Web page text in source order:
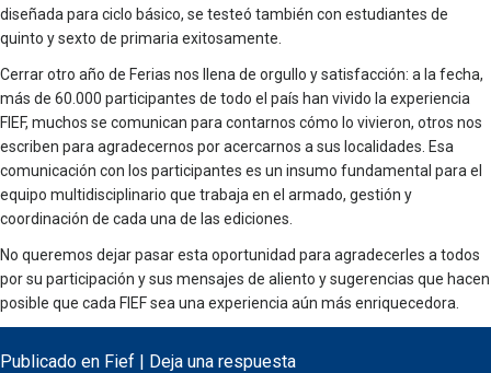
diseñada para ciclo básico, se testeó también con estudiantes de
quinto y sexto de primaria exitosamente.
Cerrar otro año de Ferias nos llena de orgullo y satisfacción: a la fecha,
más de 60.000 participantes de todo el país han vivido la experiencia
FIEF, muchos se comunican para contarnos cómo lo vivieron, otros nos
escriben para agradecernos por acercarnos a sus localidades. Esa
comunicación con los participantes es un insumo fundamental para el
equipo multidisciplinario que trabaja en el armado, gestión y
coordinación de cada una de las ediciones.
No queremos dejar pasar esta oportunidad para agradecerles a todos
por su participación y sus mensajes de aliento y sugerencias que hacen
posible que cada FIEF sea una experiencia aún más enriquecedora.
Publicado en Fief | Deja una respuesta